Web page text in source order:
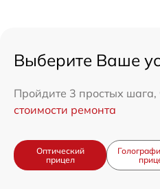
Выберите Ваше
Пройдите 3 простых шага,
стоимости ремонта
Оптический
прицел